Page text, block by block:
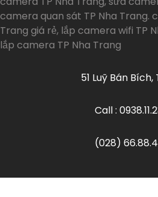
camera quan sát TP Nha Trang.
Trang giá rẻ, lắp camera wifi TP
lắp camera TP Nha Trang
51 Luỹ Bán Bích,
Call :
(028)